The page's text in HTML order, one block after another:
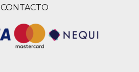
CONTACTO